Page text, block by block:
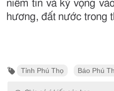
niềm tin và kỳ vọng
hương, đất nước trong
Tỉnh Phú Thọ Báo Phú